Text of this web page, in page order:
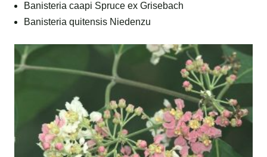
Banisteria caapi Spruce ex Grisebach
Banisteria quitensis Niedenzu